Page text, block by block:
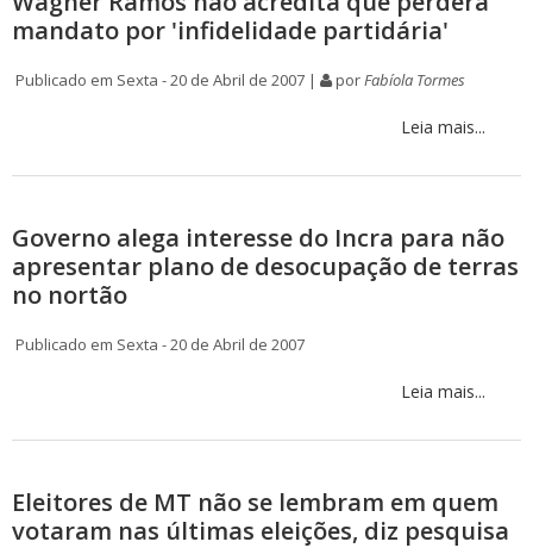
mandato por 'infidelidade partidária'
Publicado em Sexta - 20 de Abril de 2007 | porFabíola Tormes
Leia mais...
Governo alega interesse do Incra para não
apresentar plano de desocupação de terras
no nortão
Publicado em Sexta - 20 de Abril de 2007
Leia mais...
Eleitores de MT não se lembram em quem
votaram nas últimas eleições, diz pesquisa